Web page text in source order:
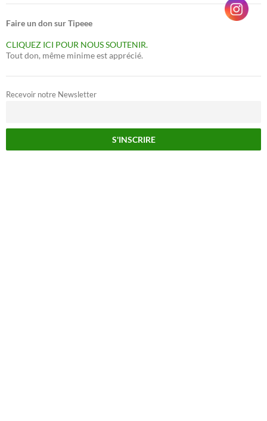
Faire un don sur Tipeee
CLIQUEZ ICI POUR NOUS SOUTENIR.
Tout don, même minime est apprécié.
Recevoir notre Newsletter